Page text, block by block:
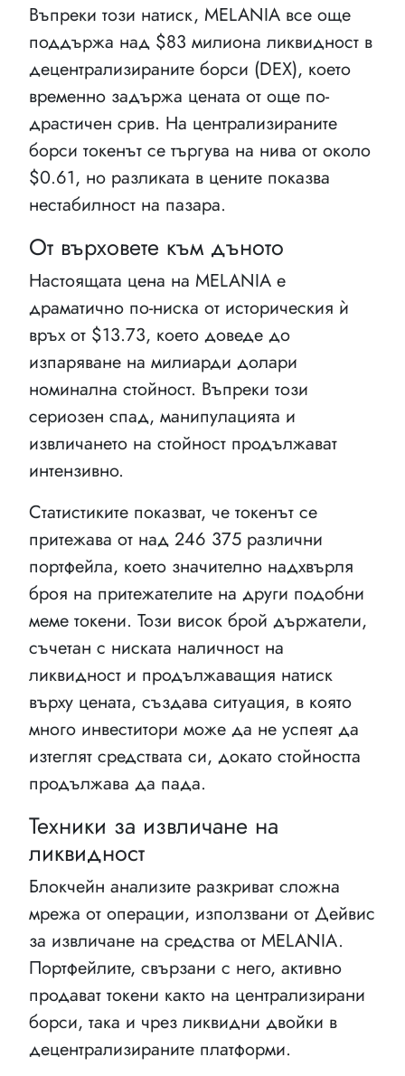
Въпреки този натиск, MELANIA все още
поддържа над $83 милиона ликвидност в
децентрализираните борси (DEX), което
временно задържа цената от още по-
драстичен срив. На централизираните
борси токенът се търгува на нива от около
$0.61, но разликата в цените показва
нестабилност на пазара.
От върховете към дъното
Настоящата цена на MELANIA е
драматично по-ниска от историческия ѝ
връх от $13.73, което доведе до
изпаряване на милиарди долари
номинална стойност. Въпреки този
сериозен спад, манипулацията и
извличането на стойност продължават
интензивно.
Статистиките показват, че токенът се
притежава от над 246 375 различни
портфейла, което значително надхвърля
броя на притежателите на други подобни
меме токени. Този висок брой държатели,
съчетан с ниската наличност на
ликвидност и продължаващия натиск
върху цената, създава ситуация, в която
много инвеститори може да не успеят да
изтеглят средствата си, докато стойността
продължава да пада.
Техники за извличане на
ликвидност
Блокчейн анализите разкриват сложна
мрежа от операции, използвани от Дейвис
за извличане на средства от MELANIA.
Портфейлите, свързани с него, активно
продават токени както на централизирани
борси, така и чрез ликвидни двойки в
децентрализираните платформи.